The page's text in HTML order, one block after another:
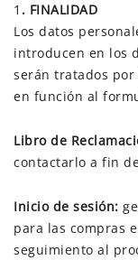
1 . FINALIDAD
Los datos
introducen en los
serán tratados por
en función al
Libro de
contactarlo a fin
Inicio de sesión:
para las compras
seguimiento al